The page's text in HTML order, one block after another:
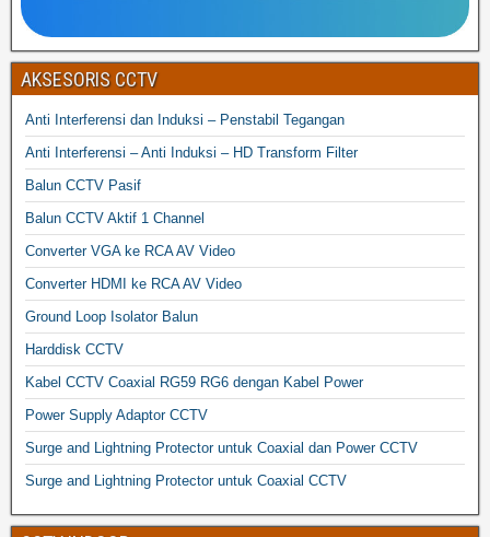
AKSESORIS CCTV
Anti Interferensi dan Induksi – Penstabil Tegangan
Anti Interferensi – Anti Induksi – HD Transform Filter
Balun CCTV Pasif
Balun CCTV Aktif 1 Channel
Converter VGA ke RCA AV Video
Converter HDMI ke RCA AV Video
Ground Loop Isolator Balun
Harddisk CCTV
Kabel CCTV Coaxial RG59 RG6 dengan Kabel Power
Power Supply Adaptor CCTV
Surge and Lightning Protector untuk Coaxial dan Power CCTV
Surge and Lightning Protector untuk Coaxial CCTV